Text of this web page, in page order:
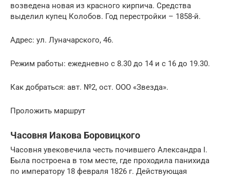
возведена новая из красного кирпича. Средства
выделил купец Колобов. Год перестройки – 1858-й.
Адрес: ул. Луначарского, 46.
Режим работы: ежедневно с 8.30 до 14 и с 16 до 19.30.
Как добраться: авт. №2, ост. ООО «Звезда».
Проложить маршрут
Часовня Иакова Боровицкого
Часовня увековечила честь почившего Александра I.
Была построена в том месте, где проходила панихида
по императору 18 февраля 1826 г. Действующая